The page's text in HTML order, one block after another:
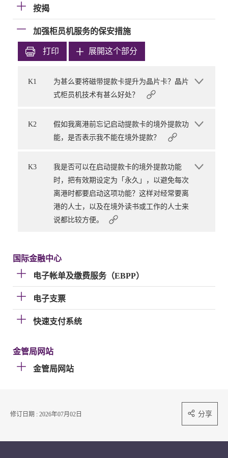
按揭
加强柜员机服务的保安措施
打印 展開这个部分
K1
为甚么要将磁带提款卡提升为晶片卡？晶片
式柜员机技术有甚么好处？
K2
假如我离港前忘记启动提款卡的境外提款功
能，是否表示我不能在境外提款？
K3
我是否可以在启动提款卡的境外提款功能
时，把有效期设定为「永久」，以避免每次
离港时都要启动这项功能？这样对经常要离
港的人士，以及在境外读书或工作的人士来
说都比较方便。
国际金融中心
电子帐单及缴费服务（EBPP）
电子支票
快速支付系统
金管局网站
金管局网站
修订日期 : 2026年07月02日 分享